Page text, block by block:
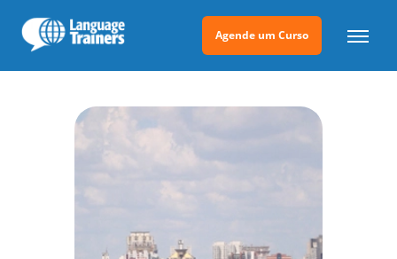
Agende um Curso